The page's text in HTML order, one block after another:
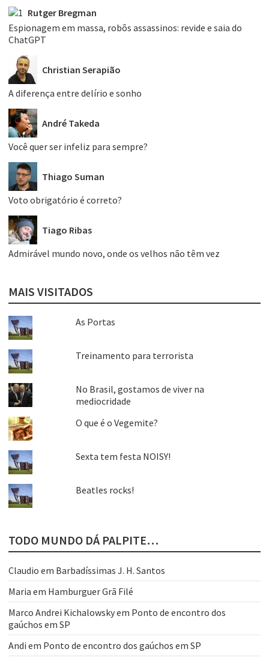
Rutger Bregman
Espionagem em massa, robôs assassinos: revide e saia do
ChatGPT
Christian Serapião
A diferença entre delírio e sonho
André Takeda
Você quer ser infeliz para sempre?
Thiago Suman
Voto obrigatório é correto?
Tiago Ribas
Admirável mundo novo, onde os velhos não têm vez
MAIS VISITADOS
As Portas
Treinamento para terrorista
No Brasil, gostamos de viver na
mediocridade
O que é o Vegemite?
Sexta tem festa NOISY!
Beatles rocks!
TODO MUNDO DÁ PALPITE…
Claudio em Barbadíssimas J. H. Santos
Maria em Hamburguer Grã Filé
Marco Andrei Kichalowskyem Ponto de encontro dos
gaúchos em SP
Andi em Ponto de encontro dos gaúchos em SP